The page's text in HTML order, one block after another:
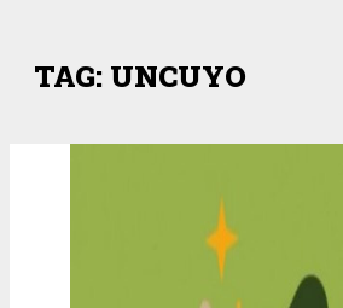
TAG: UNCUYO